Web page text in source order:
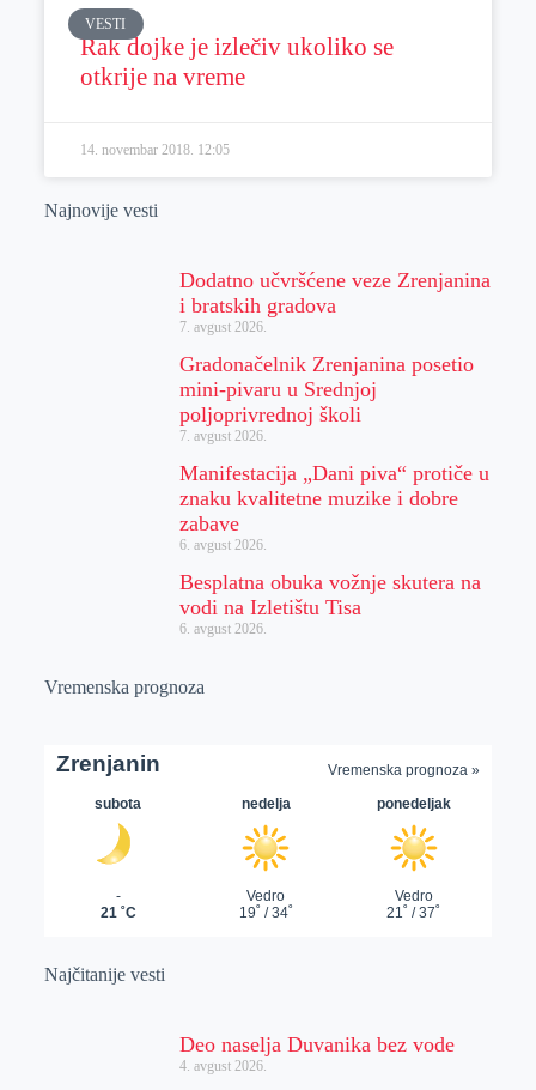
VESTI
Rak dojke je izlečiv ukoliko se
otkrije na vreme
14. novembar 2018. 12:05
Najnovije vesti
Dodatno učvršćene veze Zrenjanina
i bratskih gradova
7. avgust 2026.
Gradonačelnik Zrenjanina posetio
mini-pivaru u Srednjoj
poljoprivrednoj školi
7. avgust 2026.
Manifestacija „Dani piva“ protiče u
znaku kvalitetne muzike i dobre
zabave
6. avgust 2026.
Besplatna obuka vožnje skutera na
vodi na Izletištu Tisa
6. avgust 2026.
Vremenska prognoza
Najčitanije vesti
Deo naselja Duvanika bez vode
4. avgust 2026.